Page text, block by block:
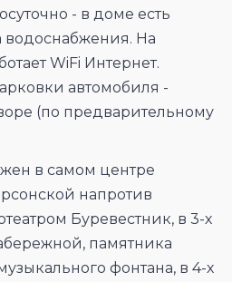
- в доме есть
водоснабжения. На
WiFi Интернет.
автомобиля -
(по предварительному
в самом центре
напротив
Буревестник, в 3-х
памятника
фонтана, в 4-х